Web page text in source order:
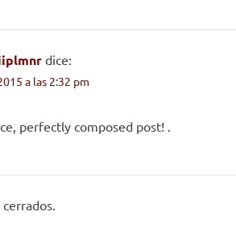
dice:
a las 2:32 pm
perfectly composed post! .